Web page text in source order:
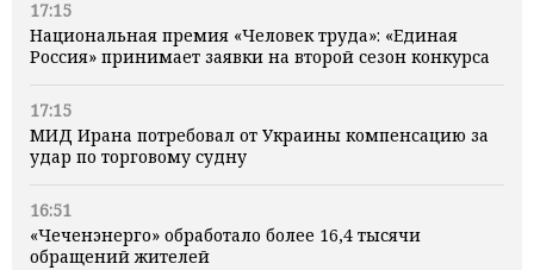
17:15
Национальная премия «Человек труда»: «Единая
Россия» принимает заявки на второй сезон конкурса
17:15
МИД Ирана потребовал от Украины компенсацию за
удар по торговому судну
16:51
«Чеченэнерго» обработало более 16,4 тысячи
обращений жителей